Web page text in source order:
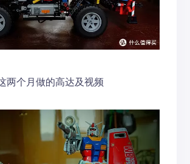
两个月做的高达及视频